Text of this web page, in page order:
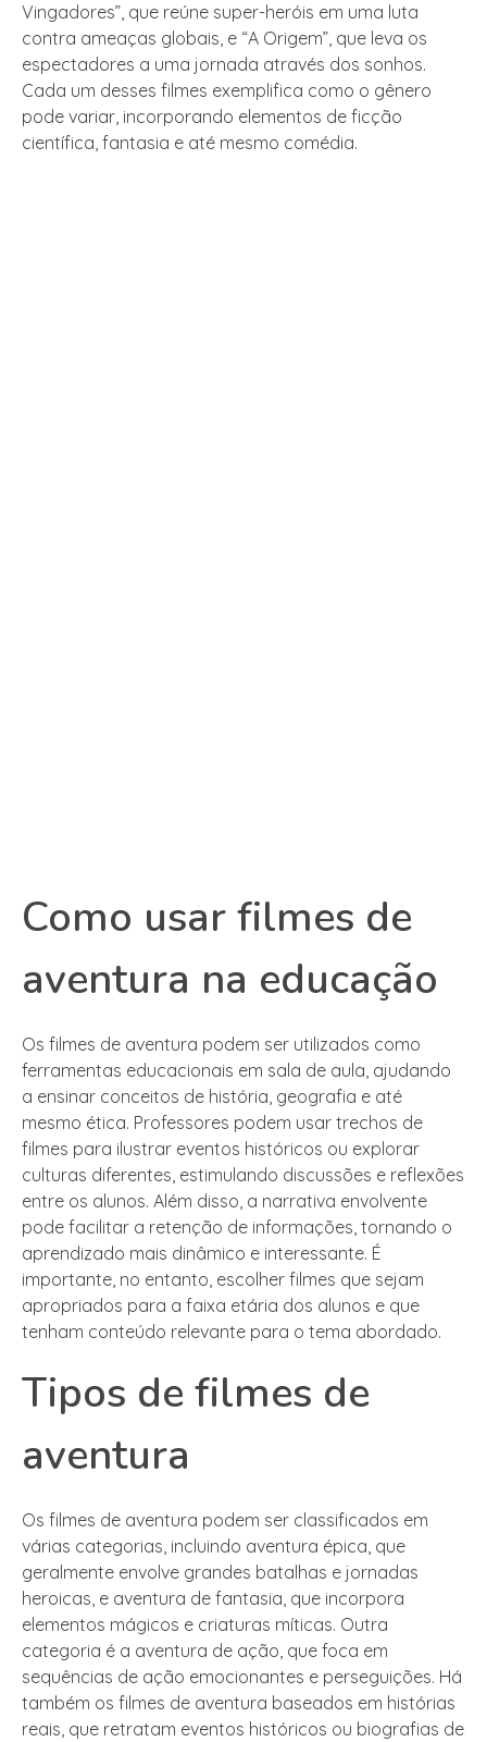
Vingadores”, que reúne super-heróis em uma luta
contra ameaças globais, e “A Origem”, que leva os
espectadores a uma jornada através dos sonhos.
Cada um desses filmes exemplifica como o gênero
pode variar, incorporando elementos de ficção
científica, fantasia e até mesmo comédia.
Como usar filmes de
aventura na educação
Os filmes de aventura podem ser utilizados como
ferramentas educacionais em sala de aula, ajudando
a ensinar conceitos de história, geografia e até
mesmo ética. Professores podem usar trechos de
filmes para ilustrar eventos históricos ou explorar
culturas diferentes, estimulando discussões e reflexões
entre os alunos. Além disso, a narrativa envolvente
pode facilitar a retenção de informações, tornando o
aprendizado mais dinâmico e interessante. É
importante, no entanto, escolher filmes que sejam
apropriados para a faixa etária dos alunos e que
tenham conteúdo relevante para o tema abordado.
Tipos de filmes de
aventura
Os filmes de aventura podem ser classificados em
várias categorias, incluindo aventura épica, que
geralmente envolve grandes batalhas e jornadas
heroicas, e aventura de fantasia, que incorpora
elementos mágicos e criaturas míticas. Outra
categoria é a aventura de ação, que foca em
sequências de ação emocionantes e perseguições. Há
também os filmes de aventura baseados em histórias
reais, que retratam eventos históricos ou biografias de